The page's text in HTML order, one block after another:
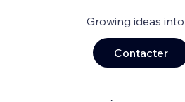
Growing ideas
Contacter